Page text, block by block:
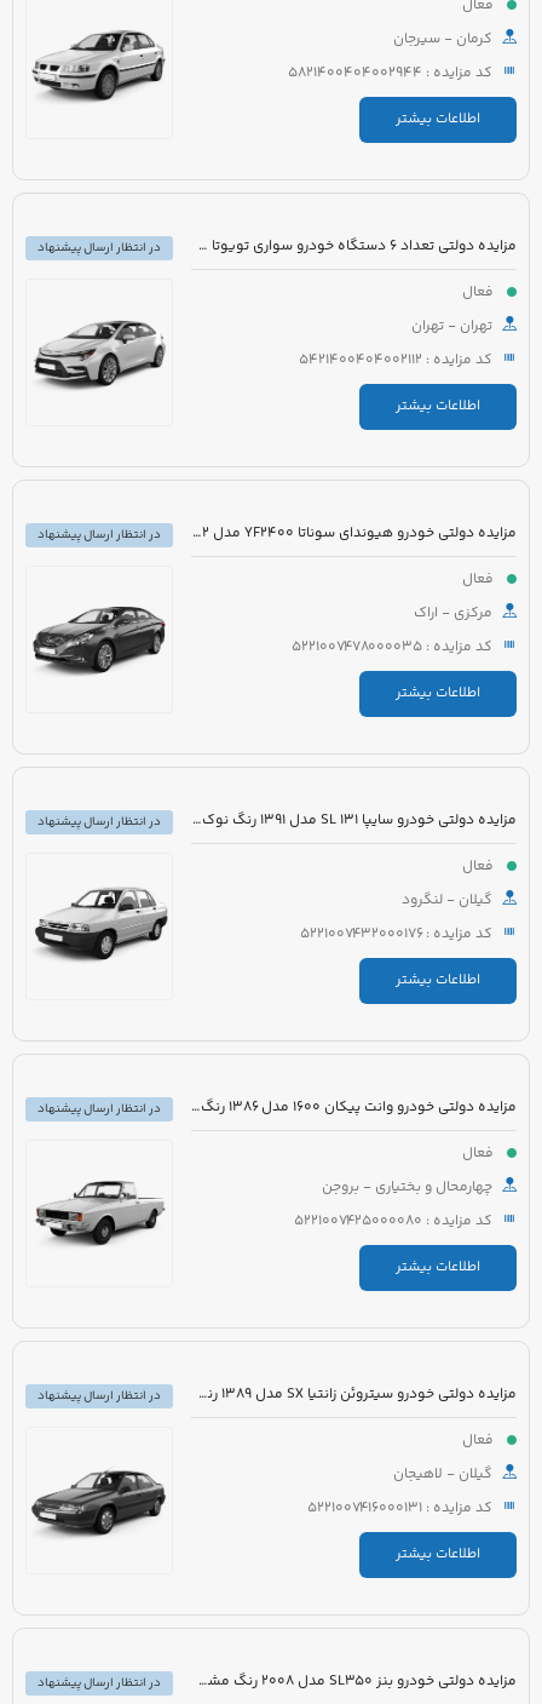
فعال
کرمان - سیرجان
کد مزایده : 5821400404002944
اطلاعات بیشتر
مزایده دولتی تعداد 6 دستگاه خودرو سواری تویوتا کرولا PIONEER هیبرید 1800cc مدل 2023
فعال
تهران - تهران
کد مزایده : 5421400404002112
اطلاعات بیشتر
در انتظار ارسال پیشنهاد
مزایده دولتی خودرو هیوندای سوناتا YF2400 مدل 2012 رنگ سفید متالیک
فعال
مرکزی - اراک
کد مزایده : 5221007478000035
اطلاعات بیشتر
در انتظار ارسال پیشنهاد
مزایده دولتی خودرو سایپا 131 SL مدل 1391 رنگ نوک مدادی متالیک
فعال
گیلان - لنگرود
کد مزایده : 5221007432000176
اطلاعات بیشتر
در انتظار ارسال پیشنهاد
مزایده دولتی خودرو وانت پیکان 1600 مدل 1386 رنگ سفید روغنی
فعال
چهارمحال و بختیاری - بروجن
کد مزایده : 5221007425000080
اطلاعات بیشتر
در انتظار ارسال پیشنهاد
مزایده دولتی خودرو سیتروئن زانتیا SX مدل 1389 رنگ نقره ای
فعال
گیلان - لاهیجان
کد مزایده : 5221007416000131
اطلاعات بیشتر
در انتظار ارسال پیشنهاد
مزایده دولتی خودرو بنز SL350 مدل 2008 رنگ مشکی روغنی
در انتظار ارسال پیشنهاد